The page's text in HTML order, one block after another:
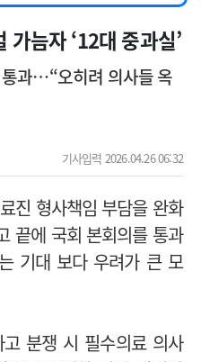
1년차) 모집
집 늠자 ‘12대 중과실’
과…“오히려 의사들 옥
기사입력 2026.04.26 06:32
진 형사책임 부담을 완화
끝에 국회 본회의를 통과
기대 보다 우려가 큰 모
분쟁 시 필수의료 의사